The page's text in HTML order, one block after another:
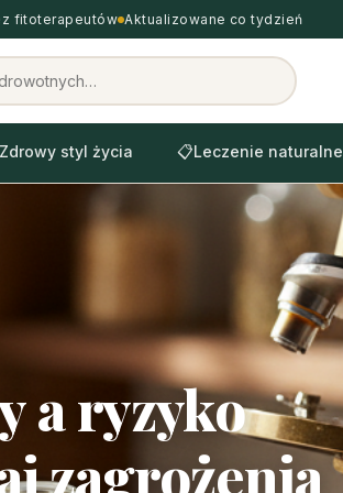
fitoterapeutów Aktualizowane co tydzień
Zdrowy styl życia 📋Leczenie naturalne
a ryzyko
zagrożenia